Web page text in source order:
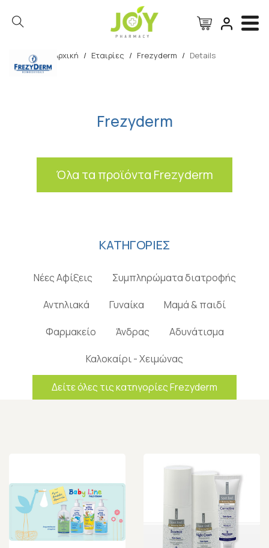
Αρχική / Εταιρίες / Frezyderm / Details
Frezyderm
Όλα τα προϊόντα Frezyderm
ΚΑΤΗΓΟΡΙΕΣ
Νέες Αφίξεις Συμπληρώματα διατροφής
Αντηλιακά Γυναίκα Μαμά & παιδί
Φαρμακείο Άνδρας Αδυνάτισμα
Καλοκαίρι - Χειμώνας
Δείτε όλες τις κατηγορίες Frezyderm